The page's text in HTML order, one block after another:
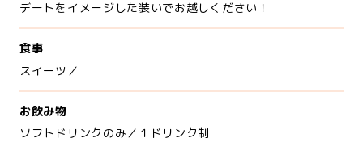
デートをイメージした装いでお越しください！
食事
スイーツ／
お飲み物
ソフトドリンクのみ／１ドリンク制